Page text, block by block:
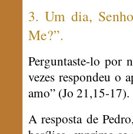
3. Um dia,
Me?”.
Perguntaste-lo por
vezes respondeu o
amo” (Jo 21,15-17).
A resposta de